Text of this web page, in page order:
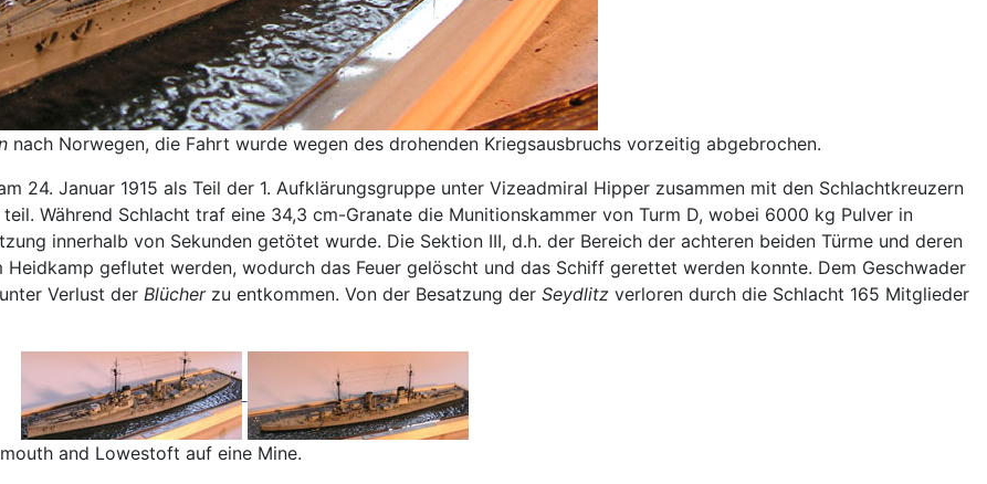
nach Norwegen, die Fahrt wurde wegen des drohenden Kriegsausbruchs vorzeitig abgebrochen.
24. Januar 1915 als Teil der 1. Aufklärungsgruppe unter Vizeadmiral Hipper zusammen mit den Schlachtkreuzern
teil. Während Schlacht traf eine 34,3 cm-Granate die Munitionskammer von Turm D, wobei 6000 kg Pulver in
innerhalb von Sekunden getötet wurde. Die Sektion III, d.h. der Bereich der achteren beiden Türme und deren
geflutet werden, wodurch das Feuer gelöscht und das Schiff gerettet werden konnte. Dem Geschwader
Verlust der Blücherzu entkommen. Von der Besatzung der Seydlitz verloren durch die Schlacht 165 Mitglieder
and Lowestoft auf eine Mine.